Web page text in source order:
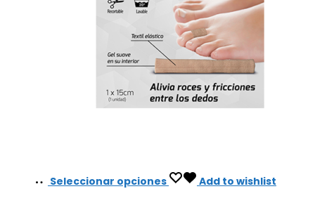
Seleccionar opciones Add to wishlist